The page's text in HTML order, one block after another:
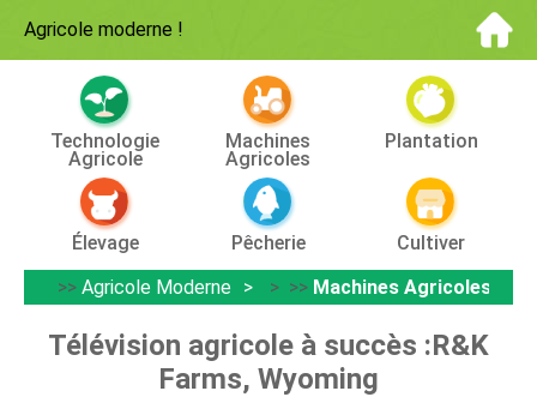
Agricole moderne !
Technologie
Agricole
Machines
Agricoles
Plantation
Élevage Pêcherie
Cultiver
>> Agricole Moderne > >> Machines Agricoles
Télévision agricole à succès :R&K
Farms, Wyoming